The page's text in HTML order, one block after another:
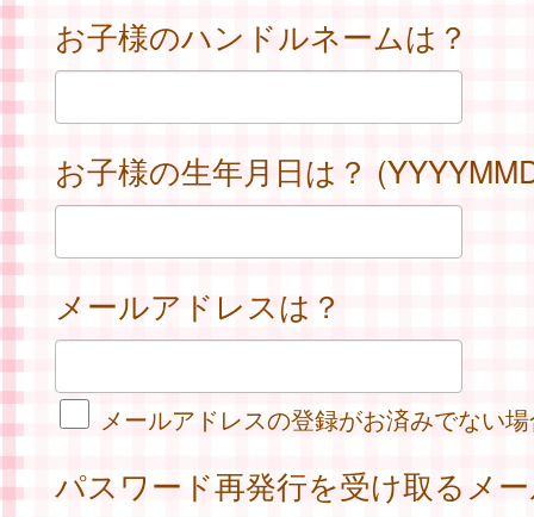
お子様のハンドルネームは？
お子様の生年月日は？
メールアドレスは？
メールアドレスの登録がお済みでない
パスワード再発行を受け取るメ